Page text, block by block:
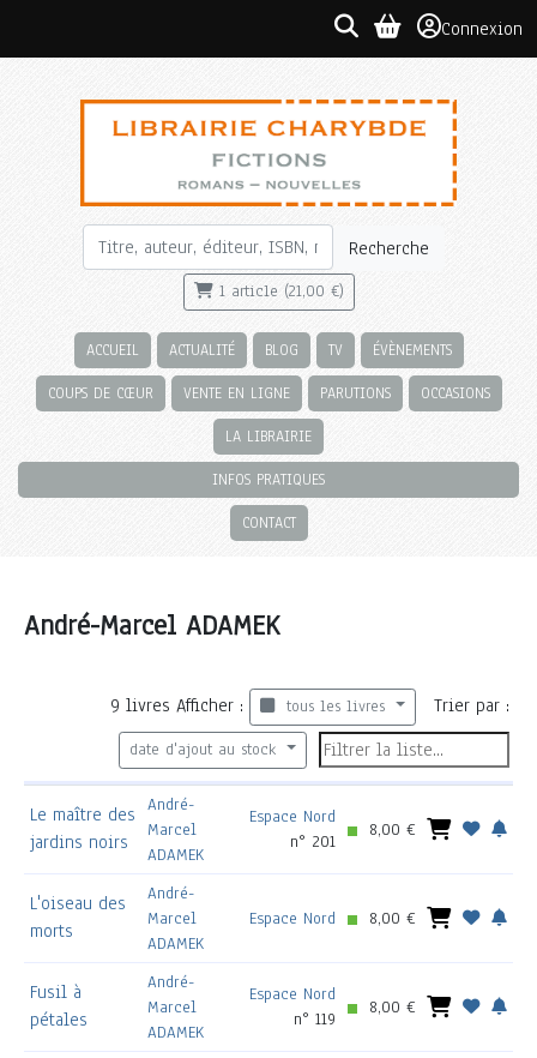
Connexion
Recherche
1 article (21,00 €)
ACCUEIL ACTUALITÉ BLOG TV ÉVÈNEMENTS
COUPS DE CŒUR VENTE EN LIGNE PARUTIONS OCCASIONS
LA LIBRAIRIE
INFOS PRATIQUES
CONTACT
André-Marcel ADAMEK
9 livresAfficher : tous les livres Trier par :
date d'ajout au stock
Le maître des
jardins noirs
André-
Marcel
ADAMEK
Espace Nord
n° 201
8,00 €
L'oiseau des
morts
André-
Marcel
ADAMEK
Espace Nord 8,00 €
Fusil à
pétales
André-
Marcel
ADAMEK
Espace Nord
n° 119
8,00 €